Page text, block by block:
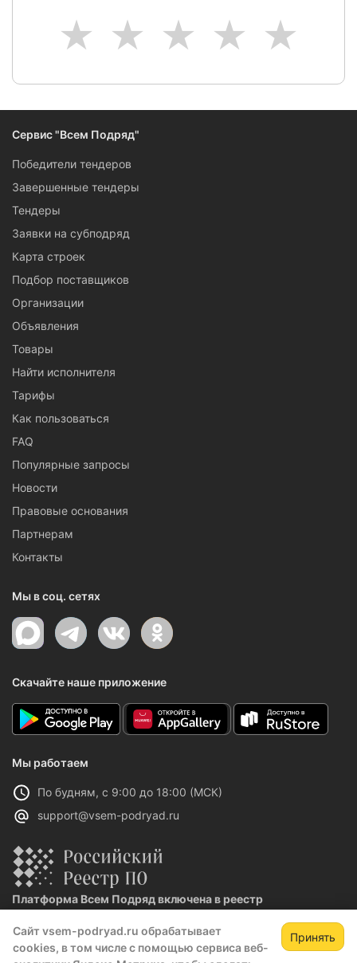
Сайт vsem-podryad.ru обрабатывает
cookies, в том числе с помощью сервиса веб-
Принять
5
4
3
2
1
Сервис "Всем Подряд"
Победители тендеров
Завершенные тендеры
Тендеры
Заявки на субподряд
Карта строек
Подбор поставщиков
Организации
Объявления
Товары
Найти исполнителя
Тарифы
Как пользоваться
FAQ
Популярные запросы
Новости
Правовые основания
Партнерам
Контакты
Мы в соц. сетях
Скачайте наше приложение
Мы работаем
По будням, с 9:00 до 18:00 (МСК)
support@vsem-podryad.ru
Платформа Всем Подряд включена в реестр
Реестровая запись №32021 от 06.02.2026